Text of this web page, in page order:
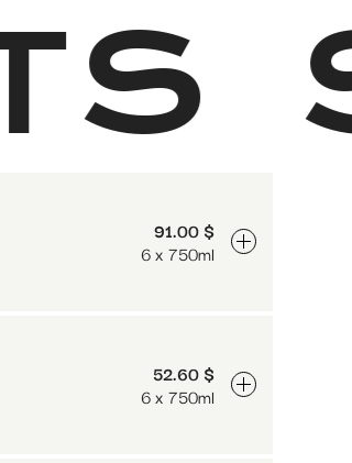
91.00 $
6 x 750ml
52.60 $
6 x 750ml